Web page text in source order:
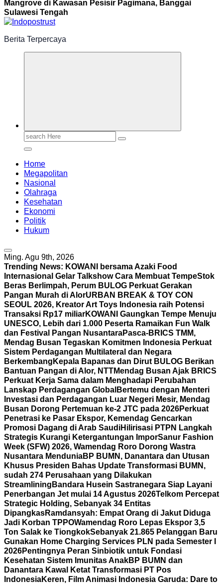
Mangrove di Kawasan Pesisir Pagimana, Banggai
Sulawesi Tengah
Berita Terpercaya
Search
Home
Megapolitan
Nasional
Olahraga
Kesehatan
Ekonomi
Politik
Hukum
Ming. Agu 9th, 2026
Trending News: KOWANI bersama Azaki Food
Internasional Gelar Talkshow Cara Membuat TempeStok
Beras Berlimpah, Perum BULOG Perkuat Gerakan
Pangan Murah di AlorURBAN BREAK & TOY CON
SEOUL 2026, Kreator Art Toys Indonesia raih Potensi
Transaksi Rp17 miliarKOWANI Gaungkan Tempe Menuju
UNESCO, Lebih dari 1.000 Peserta Ramaikan Fun Walk
dan Festival Pangan NusantaraPasca-BRICS TMM,
Mendag Busan Tegaskan Komitmen Indonesia Perkuat
Sistem Perdagangan Multilateral dan Negara
Berkembang Kepala Bapanas dan Dirut BULOG Berikan
Bantuan Pangan di Alor, NTTMendag Busan Ajak BRICS
Perkuat Kerja Sama dalam Menghadapi Perubahan
Lanskap Perdagangan Global Bertemu dengan Menteri
Investasi dan Perdagangan Luar Negeri Mesir, Mendag
Busan Dorong Pertemuan ke-2 JTC pada 2026Perkuat
Penetrasi ke Pasar Ekspor, Kemendag Gencarkan
Promosi Dagang di Arab SaudiHilirisasi PTPN Langkah
Strategis Kurangi Ketergantungan ImporSanur Fashion
Week (SFW) 2026, Wamendag Roro Dorong Wastra
Nusantara MenduniaBP BUMN, Danantara dan Utusan
Khusus Presiden Bahas Update Transformasi BUMN,
sudah 274 Perusahaan yang Dilakukan
Streamlining Bandara Husein Sastranegara Siap Layani
Penerbangan Jet mulai 14 Agustus 2026Telkom Percepat
Strategic Holding, Sebanyak 34 Entitas
DipangkasRamdansyah: Empat Orang di Jakut Diduga
Jadi Korban TPPOWamendag Roro Lepas Ekspor 3,5
Ton Salak ke TiongkokSebanyak 21.865 Pelanggan Baru
Gunakan Home Charging Services PLN pada Semester I
2026Pentingnya Peran Sinbiotik untuk Fondasi
Kesehatan Sistem Imunitas AnakBP BUMN dan
Danantara Kawal Ketat Transformasi PT Pos
IndonesiaKeren, Film Animasi Indonesia Garuda: Dare to